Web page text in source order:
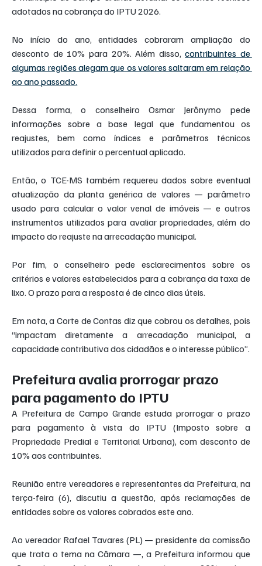
adotados na cobrança do IPTU 2026.
No início do ano, entidades cobraram ampliação do
desconto de 10% para 20%. Além disso, contribuintes de
algumas regiões alegam que os valores saltaram em relação
ao ano passado.
Dessa forma, o conselheiro Osmar Jerônymo pede
informações sobre a base legal que fundamentou os
reajustes, bem como índices e parâmetros técnicos
utilizados para definir o percentual aplicado.
Então, o TCE-MS também requereu dados sobre eventual
atualização da planta genérica de valores — parâmetro
usado para calcular o valor venal de imóveis — e outros
instrumentos utilizados para avaliar propriedades, além do
impacto do reajuste na arrecadação municipal.
Por fim, o conselheiro pede esclarecimentos sobre os
critérios e valores estabelecidos para a cobrança da taxa de
lixo. O prazo para a resposta é de cinco dias úteis.
Em nota, a Corte de Contas diz que cobrou os detalhes, pois
“impactam diretamente a arrecadação municipal, a
capacidade contributiva dos cidadãos e o interesse público”.
Prefeitura avalia prorrogar prazo
para pagamento do IPTU
A Prefeitura de Campo Grande estuda prorrogar o prazo
para pagamento à vista do IPTU (Imposto sobre a
Propriedade Predial e Territorial Urbana), com desconto de
10% aos contribuintes.
Reunião entre vereadores e representantes da Prefeitura, na
terça-feira (6), discutiu a questão, após reclamações de
entidades sobre os valores cobrados este ano.
Ao vereador Rafael Tavares (PL) — presidente da comissão
que trata o tema na Câmara —, a Prefeitura informou que